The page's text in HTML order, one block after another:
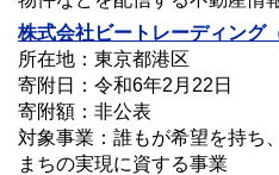
株式会社ビートレーディング
所在地：東京都港区
寄附日：令和6年2月22日
寄附額：非公表
対象事業：誰もが希望を持ち
まちの実現に資する事業